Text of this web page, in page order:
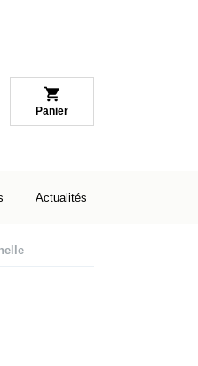
shopping_cart
Panier
Actualités